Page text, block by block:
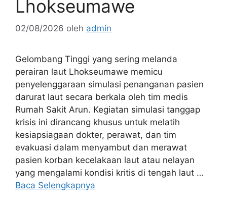
Lhokseumawe
02/08/2026 oleh admin
Gelombang Tinggi yang sering melanda
perairan laut Lhokseumawe memicu
penyelenggaraan simulasi penanganan pasien
darurat laut secara berkala oleh tim medis
Rumah Sakit Arun. Kegiatan simulasi tanggap
krisis ini dirancang khusus untuk melatih
kesiapsiagaan dokter, perawat, dan tim
evakuasi dalam menyambut dan merawat
pasien korban kecelakaan laut atau nelayan
yang mengalami kondisi kritis di tengah laut …
Baca Selengkapnya